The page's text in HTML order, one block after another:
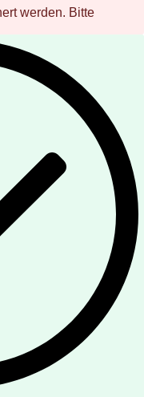
werden. Bitte